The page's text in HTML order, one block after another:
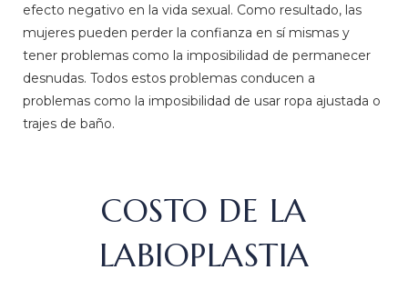
efecto negativo en la vida sexual. Como resultado, las
mujeres pueden perder la confianza en sí mismas y
tener problemas como la imposibilidad de permanecer
desnudas. Todos estos problemas conducen a
problemas como la imposibilidad de usar ropa ajustada o
trajes de baño.
COSTO DE LA
LABIOPLASTIA